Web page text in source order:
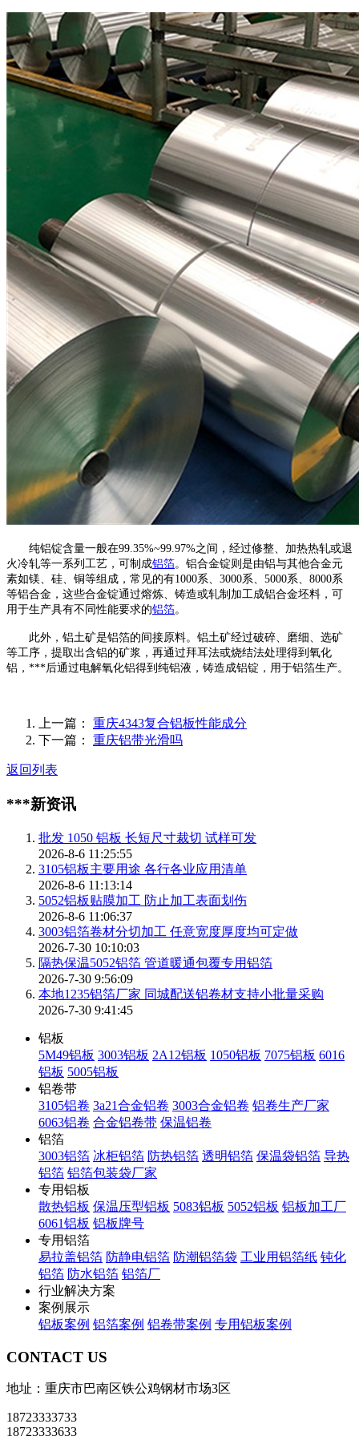
纯铝锭含量一般在99.35%~99.97%之间，经过修整、加热热轧或退
火冷轧等一系列工艺，可制成铝箔。铝合金锭则是由铝与其他合金元
素如镁、硅、铜等组成，常见的有1000系、3000系、5000系、8000系
等铝合金，这些合金锭通过熔炼、铸造或轧制加工成铝合金坯料，可
用于生产具有不同性能要求的铝箔。
此外，铝土矿是铝箔的间接原料。铝土矿经过破碎、磨细、选矿
等工序，提取出含铝的矿浆，再通过拜耳法或烧结法处理得到氧化
铝，***后通过电解氧化铝得到纯铝液，铸造成铝锭，用于铝箔生产。
上一篇：
重庆4343复合铝板性能成分
下一篇：
重庆铝带光滑吗
返回列表
***新资讯
批发 1050 铝板 长短尺寸裁切 试样可发
2026-8-6 11:25:55
3105铝板主要用途 各行各业应用清单
2026-8-6 11:13:14
5052铝板贴膜加工 防止加工表面划伤
2026-8-6 11:06:37
3003铝箔卷材分切加工 任意宽度厚度均可定做
2026-7-30 10:10:03
隔热保温5052铝箔 管道暖通包覆专用铝箔
2026-7-30 9:56:09
本地1235铝箔厂家 同城配送铝卷材支持小批量采购
2026-7-30 9:41:45
铝板
5M49铝板 3003铝板 2A12铝板 1050铝板 7075铝板 6016
铝板 5005铝板
铝卷带
3105铝卷 3a21合金铝卷 3003合金铝卷 铝卷生产厂家
6063铝卷 合金铝卷带 保温铝卷
铝箔
3003铝箔 冰柜铝箔 防热铝箔 透明铝箔 保温袋铝箔 导热
铝箔 铝箔包装袋厂家
专用铝板
散热铝板 保温压型铝板 5083铝板 5052铝板 铝板加工厂
6061铝板 铝板牌号
专用铝箔
易拉盖铝箔 防静电铝箔 防潮铝箔袋 工业用铝箔纸 钝化
铝箔 防水铝箔 铝箔厂
行业解决方案
案例展示
铝板案例 铝箔案例 铝卷带案例 专用铝板案例
CONTACT US
地址：重庆市巴南区铁公鸡钢材市场3区
18723333733
18723333633